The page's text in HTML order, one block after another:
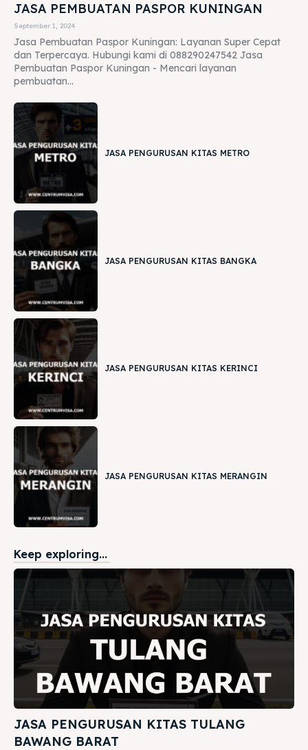
JASA PEMBUATAN PASPOR KUNINGAN
September 1, 2024
Jasa Pembuatan Paspor Kuningan: Layanan Super Cepat
dan Terpercaya. Hubungi kami di 088290247542 Jasa
Pembuatan Paspor Kuningan - Mencari layanan
pembuatan...
JASA PENGURUSAN KITAS METRO
JASA PENGURUSAN KITAS BANGKA
JASA PENGURUSAN KITAS KERINCI
JASA PENGURUSAN KITAS MERANGIN
Keep exploring...
JASA PENGURUSAN KITAS TULANG
BAWANG BARAT